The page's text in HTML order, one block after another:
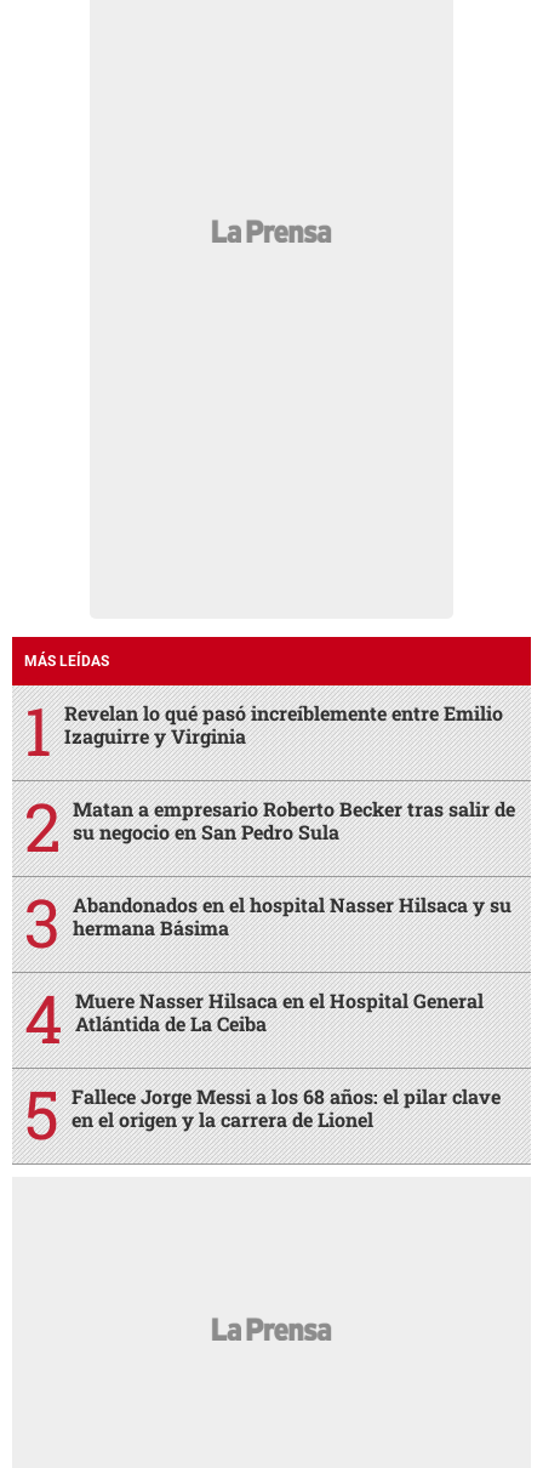
MÁS LEÍDAS
Revelan lo qué pasó increíblemente entre Emilio
Izaguirre y Virginia
Matan a empresario Roberto Becker tras salir de
su negocio en San Pedro Sula
Abandonados en el hospital Nasser Hilsaca y su
hermana Básima
Muere Nasser Hilsaca en el Hospital General
Atlántida de La Ceiba
Fallece Jorge Messi a los 68 años: el pilar clave
en el origen y la carrera de Lionel